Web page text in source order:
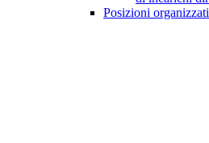
Posizioni